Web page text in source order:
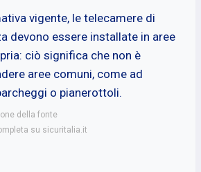
vigente, le telecamere di
devono essere installate in aree
ciò significa che non è
aree comuni, come ad
o pianerottoli.
della fonte
su sicuritalia.it